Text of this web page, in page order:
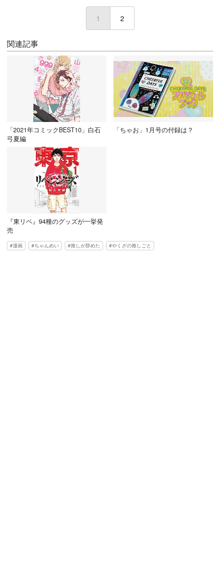
1 (current)
2
関連記事
「2021年コミックBEST10」白石
弓夏編
「ちゃお」1月号の付録は？
『東リベ』94種のグッズが一挙発
売
漫画 ちゃんめい 推しが辞めた やくざの推しごと